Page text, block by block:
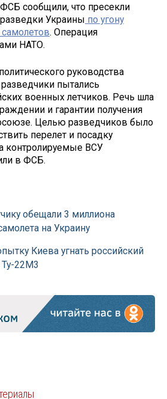
сообщили, что пресекли
Украины по угону
. Операция
НАТО.
руководства
пытались
военных летчиков. Речь шла
и гарантии получения
Целью разведчиков было
перелет и посадку
контролируемые ВСУ
в ФСБ.
обещали 3 миллиона
на Украину
Киева угнать российский
22М3